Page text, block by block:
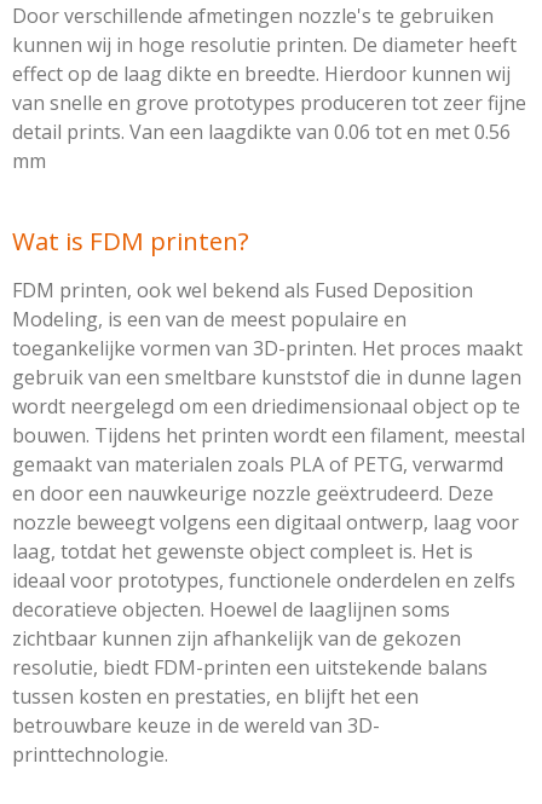
Door verschillende afmetingen nozzle's te gebruiken
kunnen wij in hoge resolutie printen. De diameter heeft
effect op de laag dikte en breedte. Hierdoor kunnen wij
van snelle en grove prototypes produceren tot zeer fijne
detail prints. Van een laagdikte van 0.06 tot en met 0.56
mm
Wat is FDM printen?
FDM printen, ook wel bekend als Fused Deposition
Modeling, is een van de meest populaire en
toegankelijke vormen van 3D-printen. Het proces maakt
gebruik van een smeltbare kunststof die in dunne lagen
wordt neergelegd om een driedimensionaal object op te
bouwen. Tijdens het printen wordt een filament, meestal
gemaakt van materialen zoals PLA of PETG, verwarmd
en door een nauwkeurige nozzle geëxtrudeerd. Deze
nozzle beweegt volgens een digitaal ontwerp, laag voor
laag, totdat het gewenste object compleet is. Het is
ideaal voor prototypes, functionele onderdelen en zelfs
decoratieve objecten. Hoewel de laaglijnen soms
zichtbaar kunnen zijn afhankelijk van de gekozen
resolutie, biedt FDM-printen een uitstekende balans
tussen kosten en prestaties, en blijft het een
betrouwbare keuze in de wereld van 3D-
printtechnologie.